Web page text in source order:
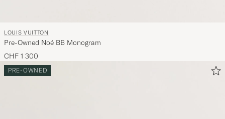
LOUIS VUITTON
Pre-Owned Noé BB Monogram
CHF 1 300
PRE-OWNED